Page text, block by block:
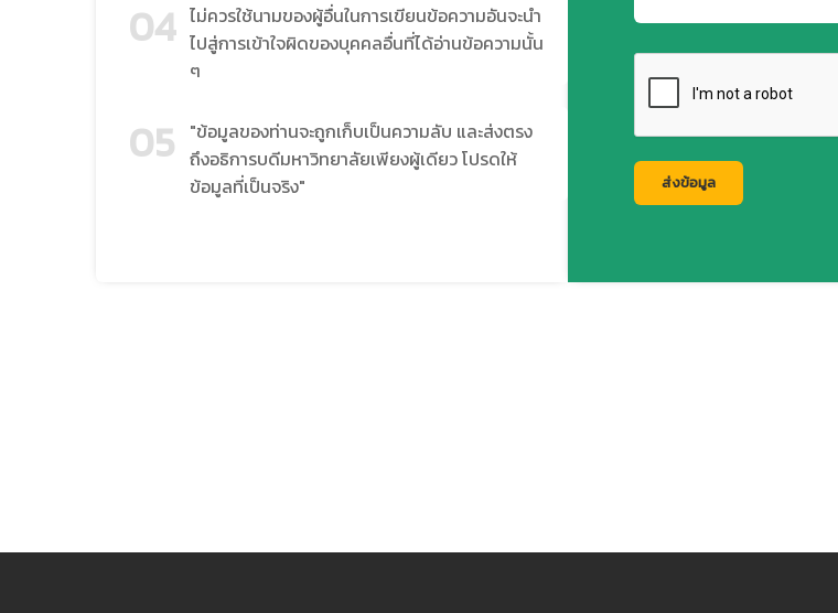
04 ไม่ควรใช้นามของผู้อื่นในการเขียนข้อความอันจะนำ
ไปสู่การเข้าใจผิดของบุคคลอื่นที่ได้อ่านข้อความนั้น
ๆ
05
"ข้อมูลของท่านจะถูกเก็บเป็นความลับ และส่งตรง
ถึงอธิการบดีมหาวิทยาลัยเพียงผู้เดียว โปรดให้
ข้อมูลที่เป็นจริง"